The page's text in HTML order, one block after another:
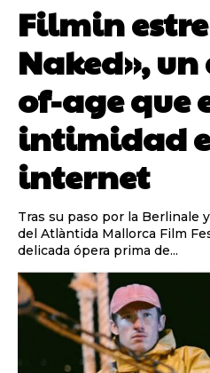
Filmin
Naked»,
of-age que
intimidad
internet
Tras su paso por la Berlinale
del Atlàntida Mallorca Film
delicada ópera prima de...